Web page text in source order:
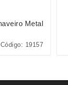
Metal
Código: 19157